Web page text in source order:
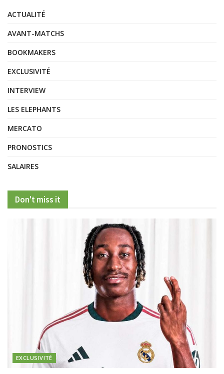
ACTUALITÉ
AVANT-MATCHS
BOOKMAKERS
EXCLUSIVITÉ
INTERVIEW
LES ELEPHANTS
MERCATO
PRONOSTICS
SALAIRES
Don't miss it
EXCLUSIVITÉ